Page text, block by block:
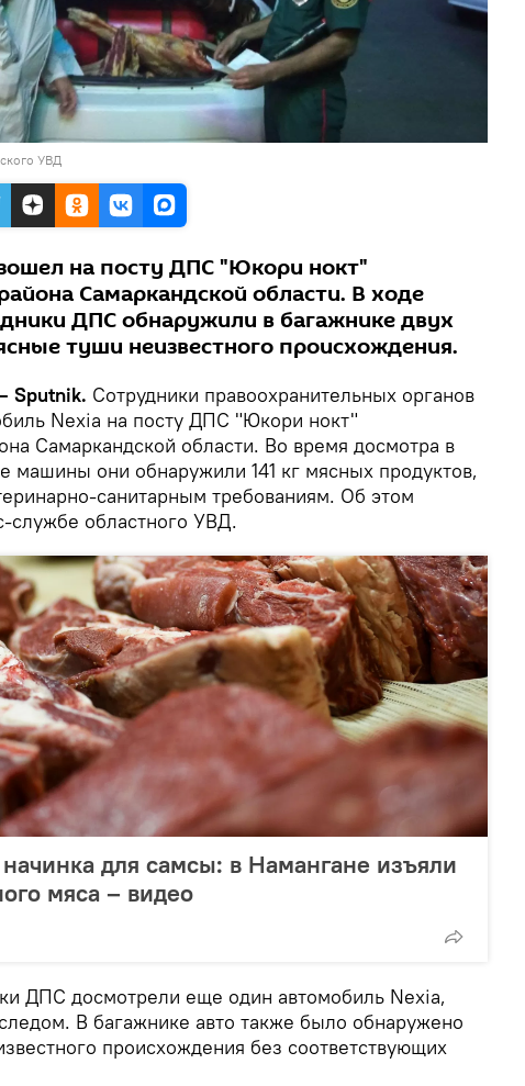
УВД
на посту ДПС "Юкори нокт"
Самаркандской области. В ходе
ДПС обнаружили в багажнике двух
туши неизвестного происхождения.
Sputnik. Сотрудники правоохранительных органов
Nexia на посту ДПС "Юкори нокт"
Самаркандской области. Во время досмотра в
машины они обнаружили 141 кг мясных продуктов,
санитарным требованиям. Об этом
службе областного УВД.
для самсы: в Намангане изъяли
мяса – видео
ДПС досмотрели еще один автомобиль Nexia,
В багажнике авто также было обнаружено
происхождения без соответствующих